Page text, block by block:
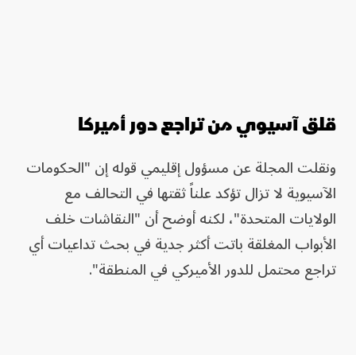
قلق آسيوي من تراجع دور أميركا
ونقلت المجلة عن مسؤول إقليمي قوله إن "الحكومات
الآسيوية لا تزال تؤكد علناً ثقتها في التحالف مع
الولايات المتحدة"، لكنه أوضح أن "النقاشات خلف
الأبواب المغلقة باتت أكثر جدية في بحث تداعيات أي
تراجع محتمل للدور الأميركي في المنطقة".